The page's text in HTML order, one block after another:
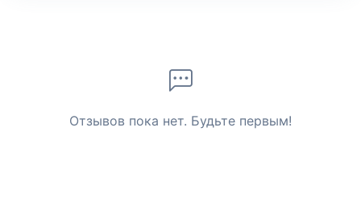
Отзывов пока нет. Будьте первым!